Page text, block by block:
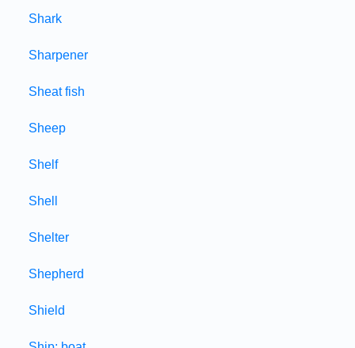
Shark
Sharpener
Sheat fish
Sheep
Shelf
Shell
Shelter
Shepherd
Shield